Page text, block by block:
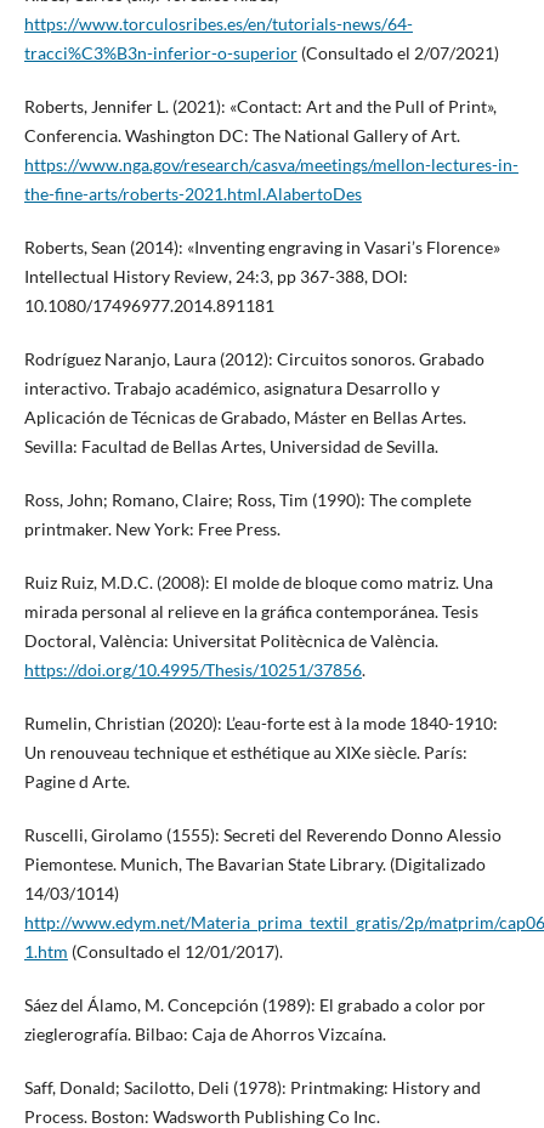
https://www.torculosribes.es/en/tutorials-news/64-
tracci%C3%B3n-inferior-o-superior(Consultado el 2/07/2021)
Roberts, Jennifer L. (2021): «Contact: Art and the Pull of Print»,
Conferencia. Washington DC: The National Gallery of Art.
https://www.nga.gov/research/casva/meetings/mellon-lectures-in-
the-fine-arts/roberts-2021.html.AlabertoDes
Roberts, Sean (2014): «Inventing engraving in Vasari’s Florence»
Intellectual History Review, 24:3, pp 367-388, DOI:
10.1080/17496977.2014.891181
Rodríguez Naranjo, Laura (2012): Circuitos sonoros. Grabado
interactivo. Trabajo académico, asignatura Desarrollo y
Aplicación de Técnicas de Grabado, Máster en Bellas Artes.
Sevilla: Facultad de Bellas Artes, Universidad de Sevilla.
Ross, John; Romano, Claire; Ross, Tim (1990): The complete
printmaker. New York: Free Press.
Ruiz Ruiz, M.D.C. (2008): El molde de bloque como matriz. Una
mirada personal al relieve en la gráfica contemporánea. Tesis
Doctoral, València: Universitat Politècnica de València.
https://doi.org/10.4995/Thesis/10251/37856.
Rumelin, Christian (2020): L’eau-forte est à la mode 1840-1910:
Un renouveau technique et esthétique au XIXe siècle. París:
Pagine d Arte.
Ruscelli, Girolamo (1555): Secreti del Reverendo Donno Alessio
Piemontese. Munich, The Bavarian State Library. (Digitalizado
14/03/1014)
http://www.edym.net/Materia_prima_textil_gratis/2p/matprim/
1.htm (Consultado el 12/01/2017).
Sáez del Álamo, M. Concepción (1989): El grabado a color por
zieglerografía. Bilbao: Caja de Ahorros Vizcaína.
Saff, Donald; Sacilotto, Deli (1978): Printmaking: History and
Process. Boston: Wadsworth Publishing Co Inc.